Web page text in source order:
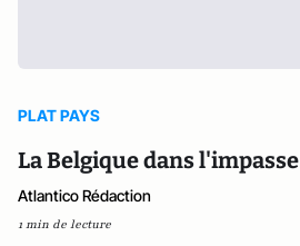
PLAT PAYS
La Belgique dans l'impasse
Atlantico Rédaction
1 min de lecture